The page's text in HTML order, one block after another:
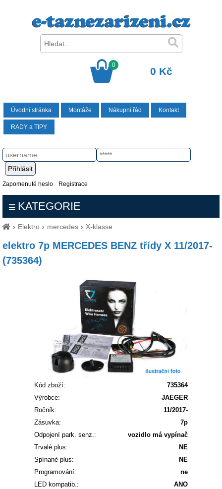
0
0 Kč
Úvodní stránka Montáže Nákupní řád Kontakt
RADY a TIPY
Zapomenuté heslo Registrace
KATEGORIE
Elektro mercedes X-klasse
elektro 7p MERCEDES BENZ třídy X 11/2017-
(735364)
Kód zboží:
735364
Výrobce:
JAEGER
Ročník:
11/2017-
Zásuvka:
7p
Odpojení park. senz.:
vozidlo má vypínač
Trvalé plus:
NE
Spínané plus:
NE
Programování:
ne
LED kompatib.:
ANO